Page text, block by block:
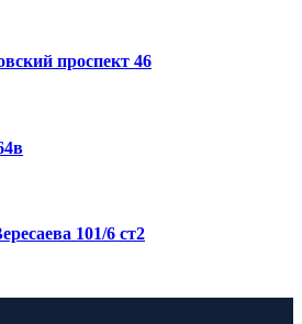
проспект 46
101/6 ст2